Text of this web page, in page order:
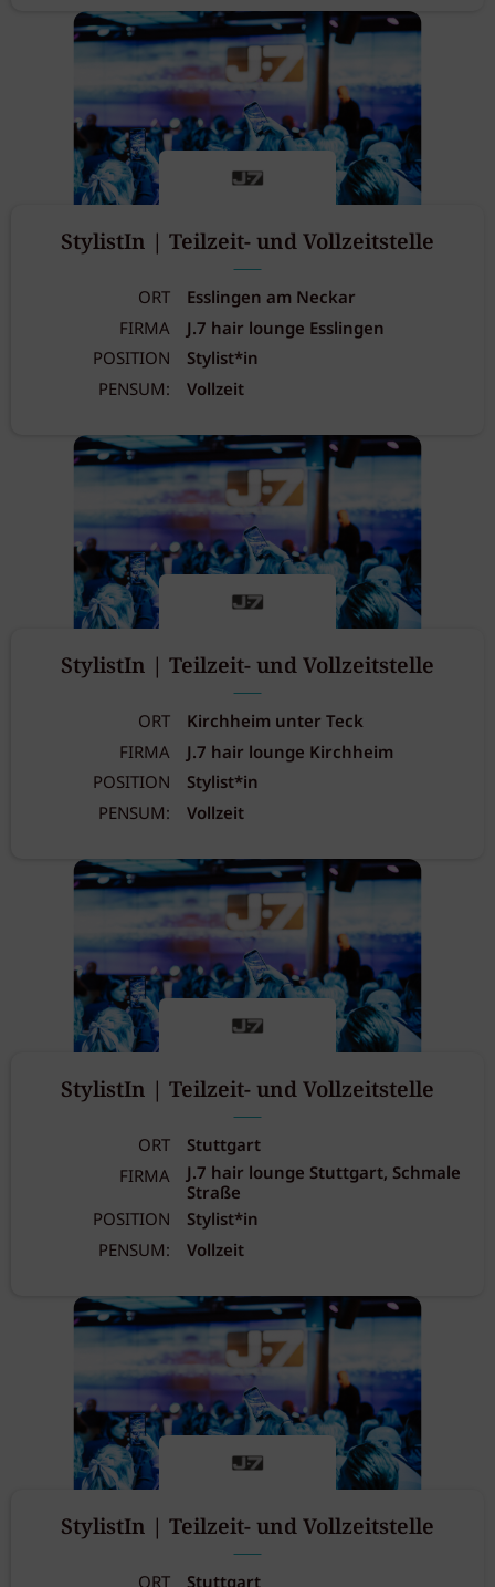
StylistIn | Teilzeit- und Vollzeitstelle
ORT
Esslingen am Neckar
FIRMA
J.7 hair lounge Esslingen
POSITION
Stylist*in
PENSUM:
Vollzeit
StylistIn | Teilzeit- und Vollzeitstelle
ORT
Kirchheim unter Teck
FIRMA
J.7 hair lounge Kirchheim
POSITION
Stylist*in
PENSUM:
Vollzeit
StylistIn | Teilzeit- und Vollzeitstelle
ORT
Stuttgart
FIRMA
J.7 hair lounge Stuttgart, Schmale
Straße
POSITION
Stylist*in
PENSUM:
Vollzeit
StylistIn | Teilzeit- und Vollzeitstelle